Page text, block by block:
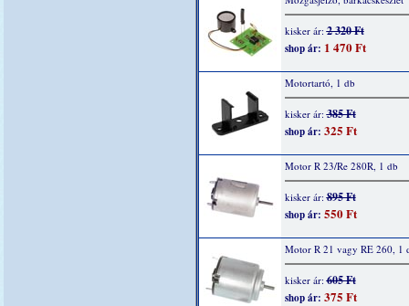
kisker ár:2 320 Ft
shop ár: 1 470 Ft
Motortartó, 1 db
kisker ár:385 Ft
shop ár: 325 Ft
Motor R 23/Re 280R, 1 db
kisker ár:895 Ft
shop ár: 550 Ft
Motor R 21 vagy RE 260, 1
kisker ár:605 Ft
shop ár: 375 Ft